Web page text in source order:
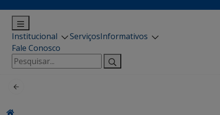
Institucional ServiçosInformativos
Fale Conosco
Pesquisar
por: